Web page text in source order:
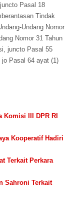
Pasal 18
Tindak
Undang Nomor
Nomor 31 Tahun
juncto Pasal 55
Pasal 64 ayat (1)
Komisi III DPR RI
Kooperatif Hadiri
Terkait Perkara
Sahroni Terkait